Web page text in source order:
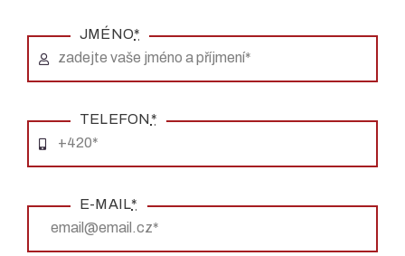
JMÉNO*
TELEFON*
E-MAIL*